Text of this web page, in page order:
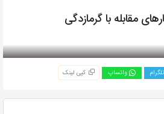
مقابله با گرمازدگی
تلگرام واتساپ کپی لینک